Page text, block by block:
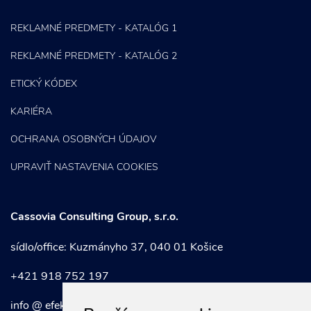
REKLAMNÉ PREDMETY - KATALÓG 1
REKLAMNÉ PREDMETY - KATALÓG 2
ETICKÝ KÓDEX
KARIÉRA
OCHRANA OSOBNÝCH ÚDAJOV
UPRAVIŤ NASTAVENIA COOKIES
Cassovia Consulting Group, s.r.o.
sídlo/office: Kuzmányho 37, 040 01 Košice
+421 918 752 197
info @ efektivnymarketing . sk